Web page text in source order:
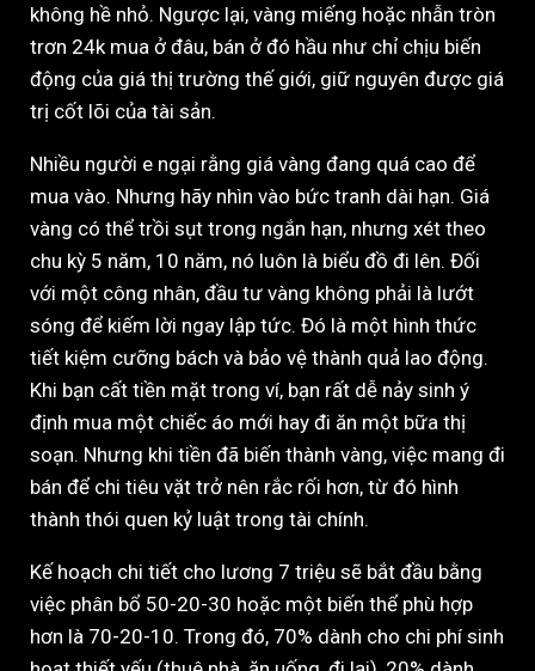
không hề nhỏ. Ngược lại, vàng miếng hoặc nhẫn tròn
trơn 24k mua ở đâu, bán ở đó hầu như chỉ chịu biến
động của giá thị trường thế giới, giữ nguyên được giá
trị cốt lõi của tài sản.
Nhiều người e ngại rằng giá vàng đang quá cao để
mua vào. Nhưng hãy nhìn vào bức tranh dài hạn. Giá
vàng có thể trồi sụt trong ngắn hạn, nhưng xét theo
chu kỳ 5 năm, 10 năm, nó luôn là biểu đồ đi lên. Đối
với một công nhân, đầu tư vàng không phải là lướt
sóng để kiếm lời ngay lập tức. Đó là một hình thức
tiết kiệm cưỡng bách và bảo vệ thành quả lao động.
Khi bạn cất tiền mặt trong ví, bạn rất dễ nảy sinh ý
định mua một chiếc áo mới hay đi ăn một bữa thị
soạn. Nhưng khi tiền đã biến thành vàng, việc mang đi
bán để chi tiêu vặt trở nên rắc rối hơn, từ đó hình
thành thói quen kỷ luật trong tài chính.
Kế hoạch chi tiết cho lương 7 triệu sẽ bắt đầu bằng
việc phân bổ 50-20-30 hoặc một biến thể phù hợp
hơn là 70-20-10. Trong đó, 70% dành cho chi phí sinh